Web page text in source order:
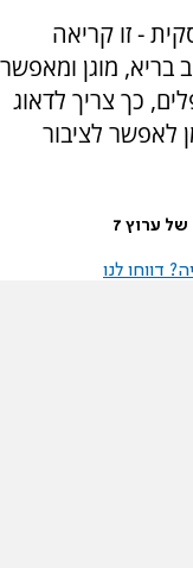
- זו קריאה
בריא, מוגן ומאפשר
כך צריך לדאוג
לאפשר לציבור
ערוץ 7
דווחו לנו